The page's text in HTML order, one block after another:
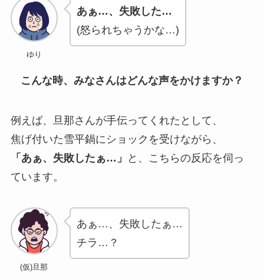
ゆり
あぁ…、失敗した…
(怒られちゃうかな…)
こんな時、みなさんはどんな声をかけますか？
例えば、旦那さんが手伝ってくれたとして、
焦げ付いた雪平鍋にショックを受けながら、
「あぁ、失敗したぁ…」
と、こちらの反応を伺っ
ています。
(仮)旦那
あぁ…、失敗したぁ…
チラ…？